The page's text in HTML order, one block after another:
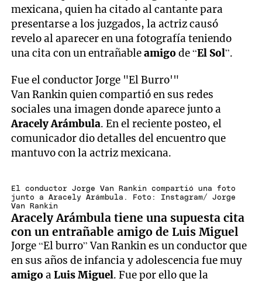
mexicana, quien ha citado al cantante para
presentarse a los juzgados, la actriz causó
revelo al aparecer en una fotografía teniendo
una cita con un entrañableamigode “El Sol”.
Fue el conductor Jorge "El Burro'"
Van Rankin quien compartió en sus redes
sociales una imagen donde aparece junto a
AracelyArámbula. En el reciente posteo, el
comunicador dio detalles del encuentro que
mantuvo con la actriz mexicana.
El conductor Jorge Van Rankin compartió una foto
junto a Aracely Arámbula. Foto: Instagram/ Jorge
Van Rankin
Aracely Arámbula tiene una supuesta cita
con un entrañable amigo de Luis Miguel
Jorge “El burro” Van Rankin es un conductor que
en sus años de infancia y adolescencia fue muy
amigoaLuis Miguel. Fue por ello que la